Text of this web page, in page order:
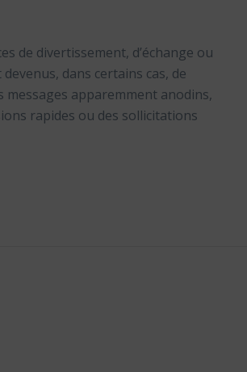
de divertissement, d’échange ou
dans certains cas, de
apparemment anodins,
rapides ou des sollicitations